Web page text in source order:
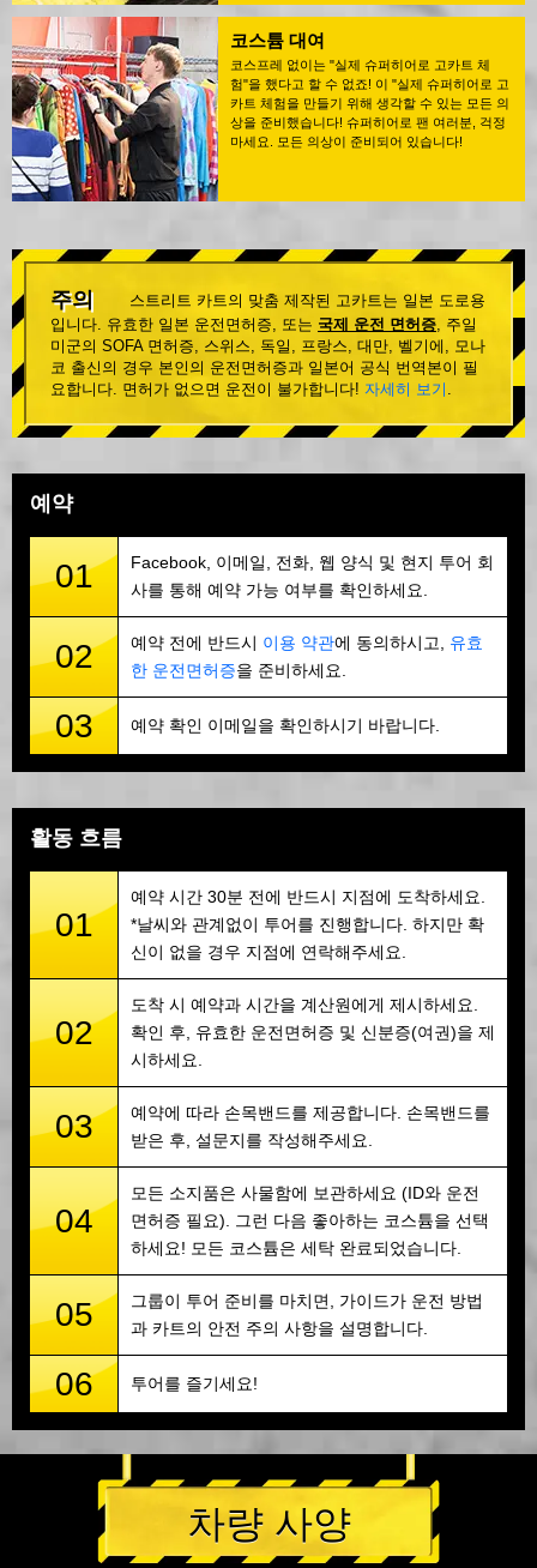
코스튬 대여
코스프레 없이는 "실제 슈퍼히어로 고카트 체
험"을 했다고 할 수 없죠! 이 "실제 슈퍼히어로 고
카트 체험을 만들기 위해 생각할 수 있는 모든 의
상을 준비했습니다! 슈퍼히어로 팬 여러분, 걱정
마세요. 모든 의상이 준비되어 있습니다!
주의
스트리트 카트의 맞춤 제작된 고카트는 일본 도로용
입니다. 유효한 일본 운전면허증, 또는 국제 운전 면허증 , 주일
미군의 SOFA 면허증, 스위스, 독일, 프랑스, 대만, 벨기에, 모나
코 출신의 경우 본인의 운전면허증과 일본어 공식 번역본이 필
요합니다. 면허가 없으면 운전이 불가합니다! 자세히 보기
예약
01
Facebook, 이메일, 전화, 웹 양식 및 현지 투어 회
사를 통해 예약 가능 여부를 확인하세요.
02 예약 전에 반드시 이용 약관에 동의하시고, 유효
한 운전면허증을 준비하세요.
03 예약 확인 이메일을 확인하시기 바랍니다.
활동 흐름
01
예약 시간 30분 전에 반드시 지점에 도착하세요.
*날씨와 관계없이 투어를 진행합니다. 하지만 확
신이 없을 경우 지점에 연락해주세요.
02
도착 시 예약과 시간을 계산원에게 제시하세요.
확인 후, 유효한 운전면허증 및 신분증(여권)을 제
시하세요.
03
예약에 따라 손목밴드를 제공합니다. 손목밴드를
받은 후, 설문지를 작성해주세요.
04
모든 소지품은 사물함에 보관하세요 (ID와 운전
면허증 필요). 그런 다음 좋아하는 코스튬을 선택
하세요! 모든 코스튬은 세탁 완료되었습니다.
05
그룹이 투어 준비를 마치면, 가이드가 운전 방법
과 카트의 안전 주의 사항을 설명합니다.
06 투어를 즐기세요!
차량 사양